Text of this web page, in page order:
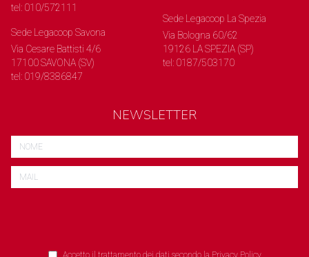
tel: 010/572111
Sede Legacoop Savona
Via Cesare Battisti 4/6
17100 SAVONA (SV)
tel: 019/8386847
Sede Legacoop La Spezia
Via Bologna 60/62
19126 LA SPEZIA (SP)
tel: 0187/503170
NEWSLETTER
Accetto il trattamento dei dati secondo la Privacy Policy